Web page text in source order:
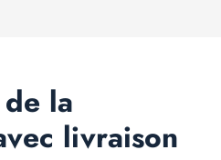
la
livraison